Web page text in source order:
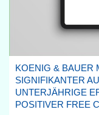
KOENIG & BAUER
SIGNIFIKANTER
UNTERJÄHRIGE
POSITIVER FREE